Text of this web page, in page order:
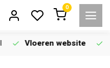
0
Vloeren website